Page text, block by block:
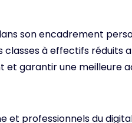
son encadrement
classes à effectifs réduits
et garantir une meilleure
et professionnels du